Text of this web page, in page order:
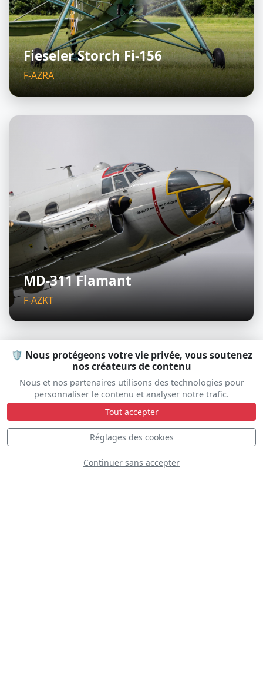
🛡️ Nous protégeons votre vie privée, vous soutenez
nos créateurs de contenu
Nous et nos partenaires utilisons des technologies pour
personnaliser le contenu et analyser notre trafic.
Tout accepter
Réglages des cookies
Continuer sans accepter
Fieseler Storch Fi-156
F-AZRA
MD-311 Flamant
F-AZKT
S D